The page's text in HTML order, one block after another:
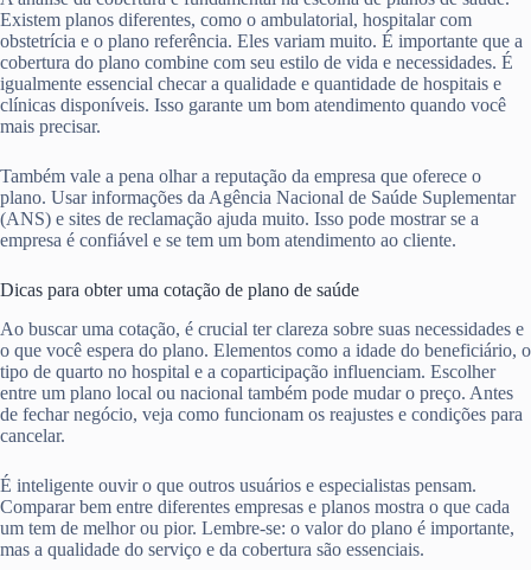
Existem planos diferentes, como o ambulatorial, hospitalar com
obstetrícia e o plano referência. Eles variam muito. É importante que a
cobertura do plano combine com seu estilo de vida e necessidades. É
igualmente essencial checar a qualidade e quantidade de hospitais e
clínicas disponíveis. Isso garante um bom atendimento quando você
mais precisar.
Também vale a pena olhar a reputação da empresa que oferece o
plano. Usar informações da Agência Nacional de Saúde Suplementar
(ANS) e sites de reclamação ajuda muito. Isso pode mostrar se a
empresa é confiável e se tem um bom atendimento ao cliente.
Dicas para obter uma cotação de plano de saúde
Ao buscar uma cotação, é crucial ter clareza sobre suas necessidades e
o que você espera do plano. Elementos como a idade do beneficiário, o
tipo de quarto no hospital e a coparticipação influenciam. Escolher
entre um plano local ou nacional também pode mudar o preço. Antes
de fechar negócio, veja como funcionam os reajustes e condições para
cancelar.
É inteligente ouvir o que outros usuários e especialistas pensam.
Comparar bem entre diferentes empresas e planos mostra o que cada
um tem de melhor ou pior. Lembre-se: o valor do plano é importante,
mas a qualidade do serviço e da cobertura são essenciais.